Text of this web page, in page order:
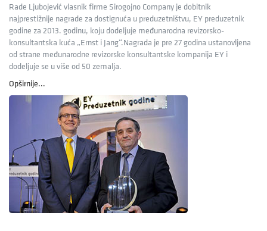
Rade Ljubojević vlasnik firme Sirogojno Company je dobitnik
najprestižnije nagrade za dostignuća u preduzetništvu, EY preduzetnik
godine za 2013. godinu, koju dodeljuje međunarodna revizorsko-
konsultantska kuća „Ernst i Jang“.Nagrada je pre 27 godina ustanovljena
od strane međunarodne revizorske konsultantske kompanija EY i
dodeljuje se u više od 50 zemalja.
Opširnije...